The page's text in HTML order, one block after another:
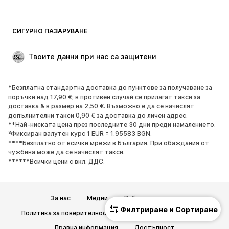
Филтриране и Сортиране
Специални Поводи
ОБУВКИ
НОВО
Популярно
Маратонки
Боти
Обувки с висок ток
Ботуши
Сандали
Ниски обувки
ЕКСКЛУЗИВНО
СИГУРНО ПАЗАРУВАНЕ
Твоите данни при нас са защитени
*Безплатна стандартна доставка до пунктове за получаване за
поръчки над 17,90 €; в противен случай се прилагат такси за
доставка & в размер на 2,50 €. Възможно е да се начислят
допълнителни такси 0,90 € за доставка до личен адрес.
**Най-ниската цена през последните 30 дни преди намалението.
³Фиксиран валутен курс 1 EUR = 1.95583 BGN.
****Безплатно от всички мрежи в България. При обаждания от
чужбина може да се начислят такси.
******Всички цени с вкл. ДДС.
За нас Медии
Работни позиции
Политика за поверителност
Общи търговски условия